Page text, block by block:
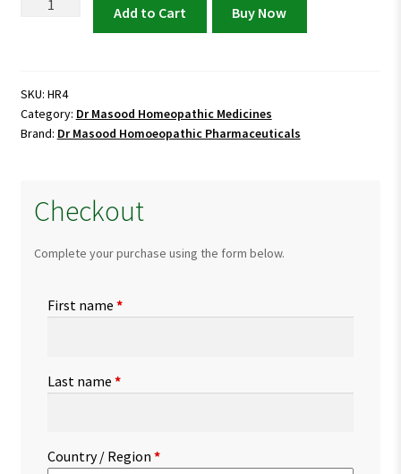
(RHENICINE)
quantity
Add to Cart Buy Now
SKU: HR4
Category: Dr Masood Homeopathic Medicines
Brand: Dr Masood Homoeopathic Pharmaceuticals
Checkout
Complete your purchase using the form below.
First name *
Last name *
Country / Region *